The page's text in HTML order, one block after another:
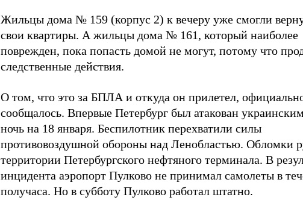
Жильцы дома № 159 (корпус 2) к вечеру уже смогли
свои квартиры. А жильцы дома № 161, который наиболее
поврежден, пока попасть домой не могут, потому что
следственные действия.
О том, что это за БПЛА и откуда он прилетел,
сообщалось. Впервые Петербург был атакован
ночь на 18 января. Беспилотник перехватили силы
противовоздушной обороны над Ленобластью. Обломки
территории Петербургского нефтяного терминала. В
инцидента аэропорт Пулково не принимал самолеты в
получаса. Но в субботу Пулково работал штатно.